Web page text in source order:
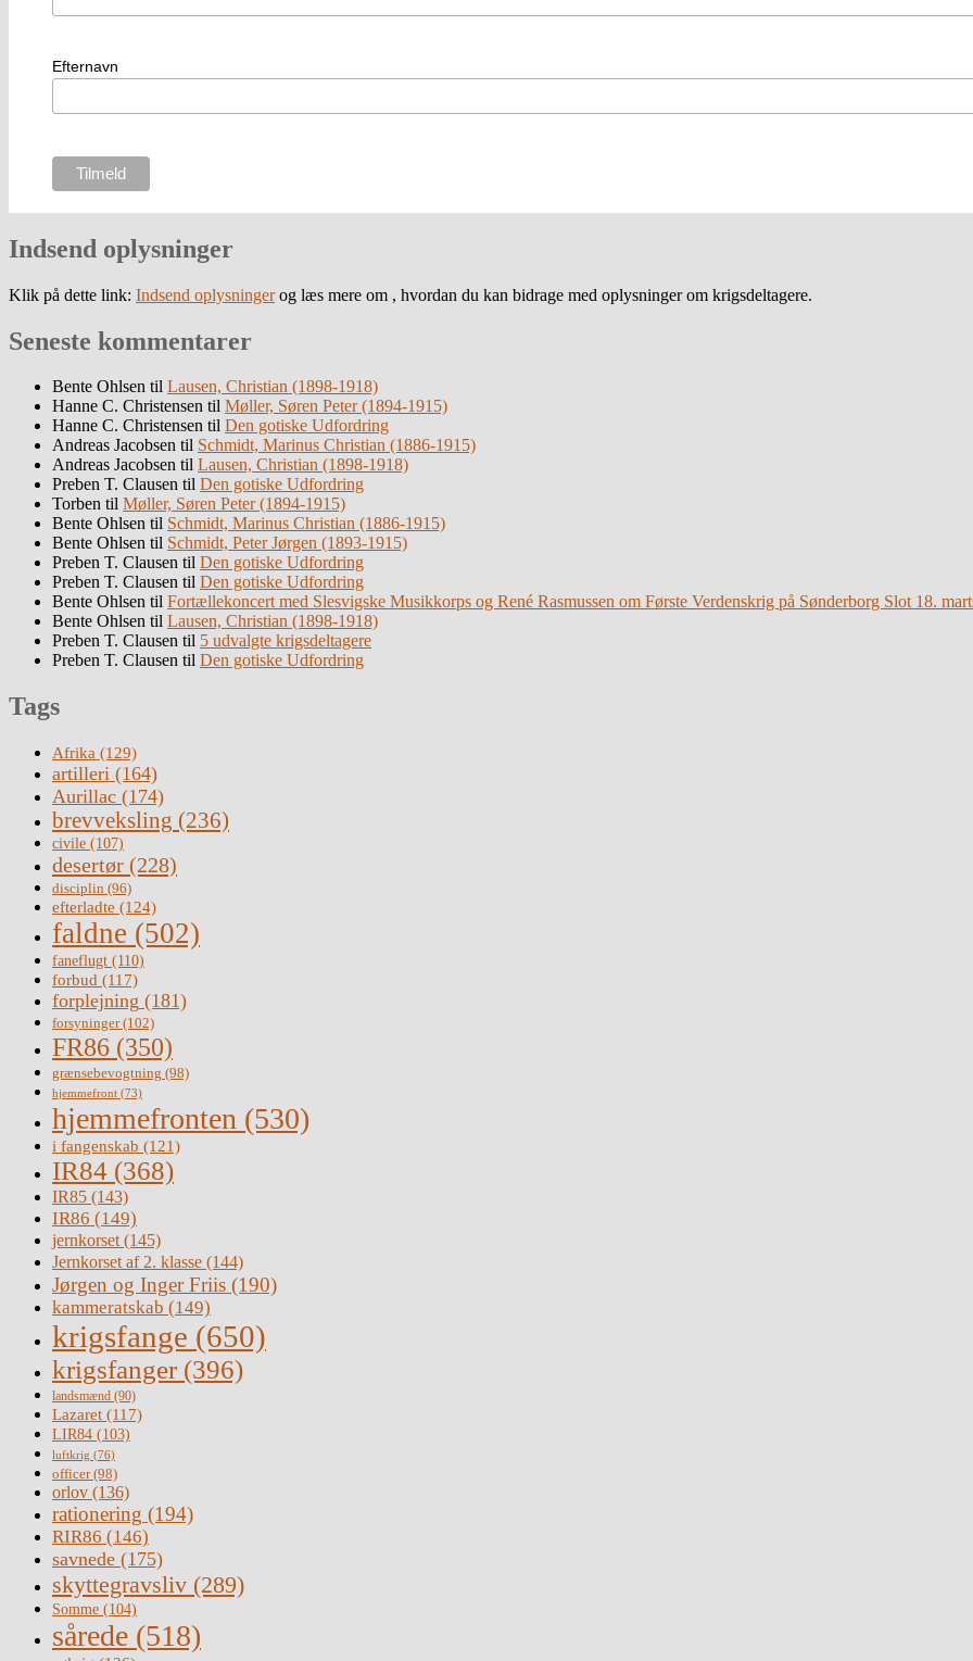
Efternavn
Indsend oplysninger
Klik på dette link: Indsend oplysningerog læs mere om , hvordan du kan bidrage med oplysninger om krigsdeltagere.
Seneste kommentarer
Bente Ohlsen til Lausen, Christian (1898-1918)
Hanne C. Christensen til Møller, Søren Peter (1894-1915)
Hanne C. Christensen til Den gotiske Udfordring
Andreas Jacobsen til Schmidt, Marinus Christian (1886-1915)
Andreas Jacobsen til Lausen, Christian (1898-1918)
Preben T. Clausen til Den gotiske Udfordring
Torben til Møller, Søren Peter (1894-1915)
Bente Ohlsen til Schmidt, Marinus Christian (1886-1915)
Bente Ohlsen til Schmidt, Peter Jørgen (1893-1915)
Preben T. Clausen til Den gotiske Udfordring
Preben T. Clausen til Den gotiske Udfordring
Bente Ohlsen til Fortællekoncert med Slesvigske Musikkorps og René Rasmussen om Første Verdenskrig på Sønderborg Slot 18.
Bente Ohlsen til Lausen, Christian (1898-1918)
Preben T. Clausen til 5 udvalgte krigsdeltagere
Preben T. Clausen til Den gotiske Udfordring
Tags
Afrika (129)
artilleri (164)
Aurillac (174)
brevveksling (236)
civile (107)
desertør (228)
disciplin (96)
efterladte (124)
faldne (502)
faneflugt (110)
forbud (117)
forplejning (181)
forsyninger(102)
FR86 (350)
grænsebevogtning (98)
hjemmefront (73)
hjemmefronten (530)
i fangenskab (121)
IR84 (368)
IR85 (143)
IR86 (149)
jernkorset(145)
Jernkorset af 2. klasse (144)
Jørgen og Inger Friis (190)
kammeratskab (149)
krigsfange (650)
krigsfanger (396)
landsmænd (90)
Lazaret (117)
LIR84 (103)
luftkrig (76)
officer(98)
orlov (136)
rationering (194)
RIR86 (146)
savnede (175)
skyttegravsliv (289)
Somme (104)
sårede (518)